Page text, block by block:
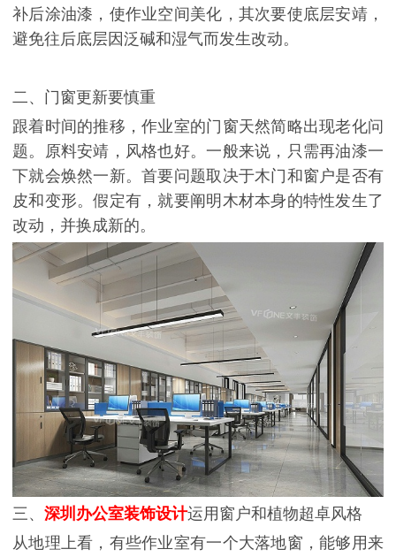
补后涂油漆，使作业空间美化，其次要使底层安靖，
避免往后底层因泛碱和湿气而发生改动。
二、门窗更新要慎重
跟着时间的推移，作业室的门窗天然简略出现老化问
题。原料安靖，风格也好。一般来说，只需再油漆一
下就会焕然一新。首要问题取决于木门和窗户是否有
皮和变形。假定有，就要阐明木材本身的特性发生了
改动，并换成新的。
三、 深圳办公室装饰设计运用窗户和植物超卓风格
从地理上看，有些作业室有一个大落地窗，能够用来